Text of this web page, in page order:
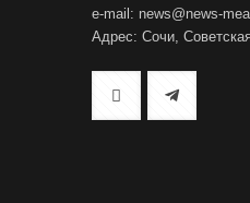
e-mail: news@news-
Адрес: Сочи,